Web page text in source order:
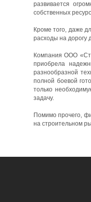
развивается
собственных
Кроме того, даже
расходы на дорогу
Компания ООО
приобрела
разнообразной
полной боевой
только
задачу.
Помимо прочего,
на строительном